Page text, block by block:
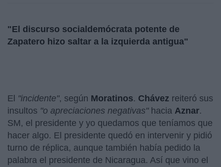
"El discurso socialdemócrata potente de
Zapatero hizo saltar a la izquierda antigua"
El "incidente", según Moratinos. Chávez reiteró sus
insultos "o apreciaciones negativas" hacia Aznar.
SM, el presidente y yo quedamos que teníamos que
hacer algo. El presidente quedó en intervenir y pidió
turno de réplica, aunque también había pedido la
palabra el presidente de Nicaragua. Así que vino el